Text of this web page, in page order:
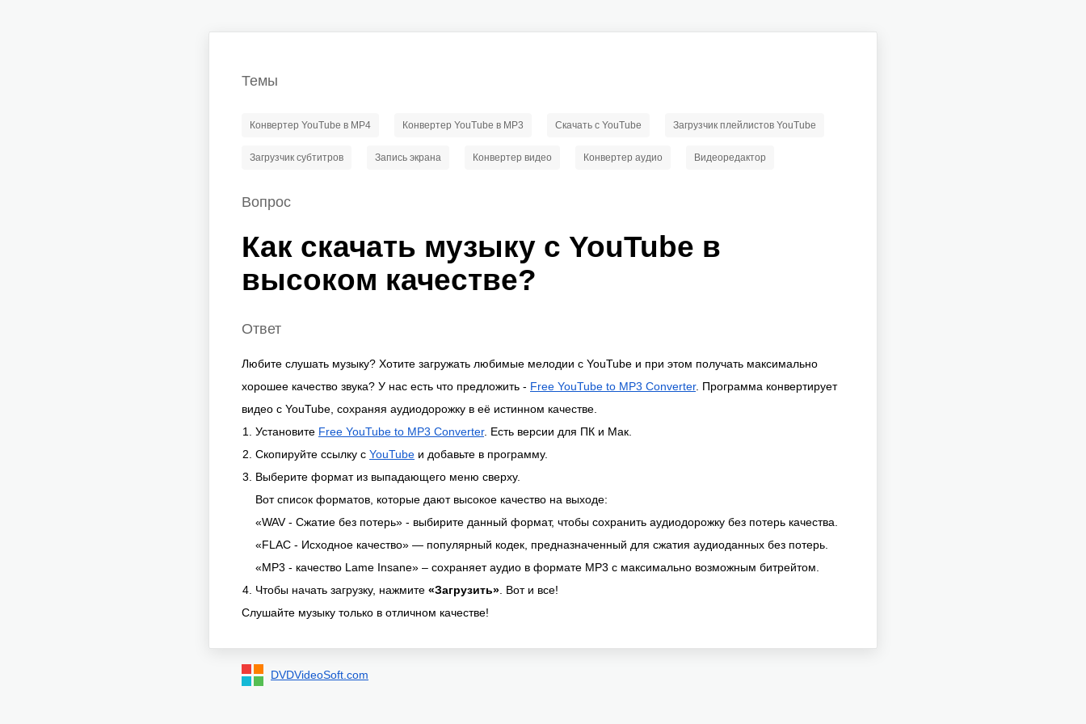
Темы
Конвертер YouTube в MP4 Конвертер YouTube в MP3 Скачать с YouTube Загрузчик плейлистов YouTube
Загрузчик субтитров Запись экрана Конвертер видео Конвертер аудио Видеоредактор
Вопрос
Как скачать музыку с YouTube в
высоком качестве?
Ответ
Любите слушать музыку? Хотите загружать любимые мелодии с YouTube и при этом получать максимально
хорошее качество звука? У нас есть что предложить - Free YouTube to MP3 Converter. Программа конвертирует
видео с YouTube, сохраняя аудиодорожку в её истинном качестве.
Установите Free YouTube to MP3 Converter. Есть версии для ПК и Мак.
Скопируйте ссылку с YouTube и добавьте в программу.
Выберите формат из выпадающего меню сверху.
Вот список форматов, которые дают высокое качество на выходе:
«WAV - Сжатие без потерь» - выбирите данный формат, чтобы сохранить аудиодорожку без потерь качества.
«FLAC - Исходное качество» — популярный кодек, предназначенный для сжатия аудиоданных без потерь.
«MP3 - качество Lame Insane» – сохраняет аудио в формате MP3 с максимально возможным битрейтом.
Чтобы начать загрузку, нажмите «Загрузить» . Вот и все!
Слушайте музыку только в отличном качестве!
DVDVideoSoft.com